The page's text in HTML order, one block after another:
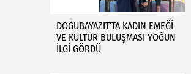
DOĞUBAYAZIT’TA KADIN EMEĞİ
VE KÜLTÜR BULUŞMASI YOĞUN
İLGİ GÖRDÜ